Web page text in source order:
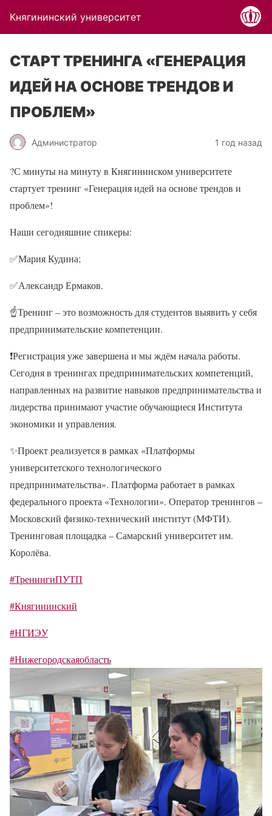
Княгининский университет
СТАРТ ТРЕНИНГА «ГЕНЕРАЦИЯ
ИДЕЙ НА ОСНОВЕ ТРЕНДОВ И
ПРОБЛЕМ»
Администратор 1 год назад
?С минуты на минуту в Княгининском университете
стартует тренинг «Генерация идей на основе трендов и
проблем»!
Наши сегодняшние спикеры:
✅Мария Кудина;
✅Александр Ермаков.
☝Тренинг – это возможность для студентов выявить у себя
предпринимательские компетенции.
❗Регистрация уже завершена и мы ждём начала работы.
Сегодня в тренингах предпринимательских компетенций,
направленных на развитие навыков предпринимательства и
лидерства принимают участие обучающиеся Института
экономики и управления.
✨Проект реализуется в рамках «Платформы
университетского технологического
предпринимательства». Платформа работает в рамках
федерального проекта «Технологии». Оператор тренингов –
Московский физико-технический институт (МФТИ).
Тренинговая площадка – Самарский университет им.
Королёва.
#ТренингиПУТП
#Княгининский
#НГИЭУ
#Нижегородскаяобласть